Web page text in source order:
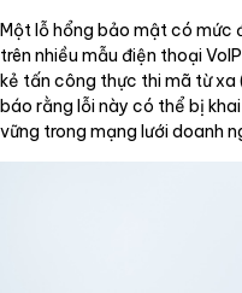
Một lỗ hổng bảo mật có mức
trên nhiều mẫu điện thoại
kẻ tấn công thực thi mã từ xa
báo rằng lỗi này có thể bị
vững trong mạng lưới doanh